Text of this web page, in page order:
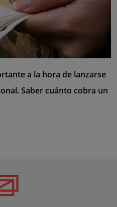
a la hora de lanzarse
Saber cuánto cobra un